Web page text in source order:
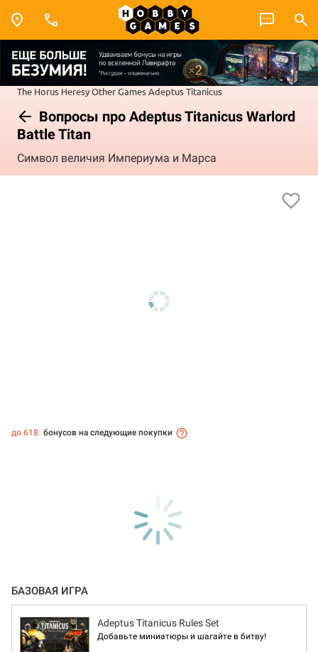
The Horus HeresyOther GamesAdeptus Titanicus
Вопросы про Adeptus Titanicus Warlord
Battle Titan
Символ величия Империума и Марса
до 618 бонусов на следующие покупки
БАЗОВАЯ ИГРА
Adeptus Titanicus Rules Set
Добавьте миниатюры и шагайте в битву!